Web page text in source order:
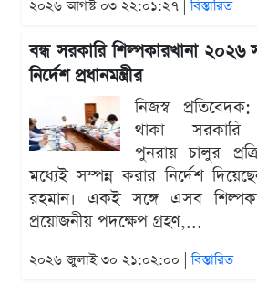
২০২৬ আগস্ট ০৩ ২২:০১:২৭ |বিস্তারিত
বন্ধ সরকারি শিল্পকারখানা ২০২৬
নির্দেশ প্রধানমন্ত্রীর
নিজস্ব
থাকা সরকারি
পুনরায় চালুর
মধ্যেই সম্পন্ন করার নির্দেশ
রহমান। একই সঙ্গে এসব
প্রয়োজনীয় পদক্ষেপ গ্রহণ,...
২০২৬ জুলাই ৩০ ২১:০২:০০ |বিস্তারিত